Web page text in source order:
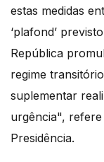
estas medidas
‘plafond’
República
regime
suplementar
urgência", refere
Presidência.